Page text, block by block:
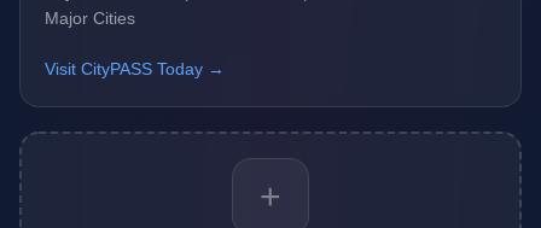
Major Cities
Visit CityPASS Today →
+